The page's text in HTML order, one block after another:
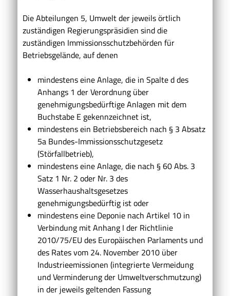
Die Abteilungen 5, Umwelt der jeweils örtlich
zuständigen Regierungspräsidien sind die
zuständigen Immissionsschutzbehörden für
Betriebsgelände, auf denen
mindestens eine Anlage, die in Spalte d des
Anhangs 1 der Verordnung über
genehmigungsbedürftige Anlagen mit dem
Buchstabe E gekennzeichnet ist,
mindestens ein Betriebsbereich nach § 3 Absatz
5a Bundes-Immissionsschutzgesetz
(Störfallbetrieb),
mindestens eine Anlage, die nach § 60 Abs. 3
Satz 1 Nr. 2 oder Nr. 3 des
Wasserhaushaltsgesetzes
genehmigungsbedürftig ist oder
mindestens eine Deponie nach Artikel 10 in
Verbindung mit Anhang I der Richtlinie
2010/75/EU des Europäischen Parlaments und
des Rates vom 24. November 2010 über
Industrieemissionen (integrierte Vermeidung
und Verminderung der Umweltverschmutzung)
in der jeweils geltenden Fassung